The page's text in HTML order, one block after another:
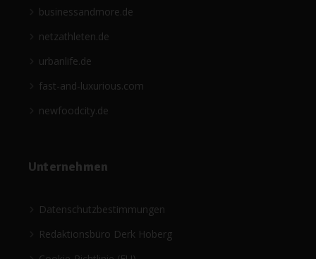
businessandmore.de
netzathleten.de
urbanlife.de
fast-and-luxurious.com
newfoodcity.de
Unternehmen
Datenschutzbestimmungen
Redaktionsbüro Derk Hoberg